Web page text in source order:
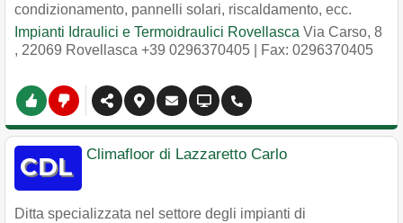
condizionamento, pannelli solari, riscaldamento, ecc.
Impianti Idraulici e Termoidraulici Rovellasca Via Carso, 8
, 22069 Rovellasca +39 0296370405 | Fax: 0296370405
Climafloor di Lazzaretto Carlo
Ditta specializzata nel settore degli impianti di